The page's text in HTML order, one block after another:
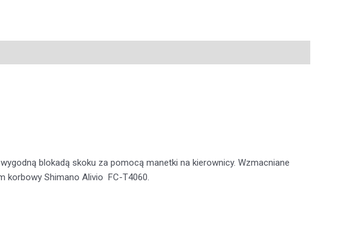
blokadą skoku za pomocą manetki na kierownicy. Wzmacniane
korbowy Shimano Alivio FC-T4060.